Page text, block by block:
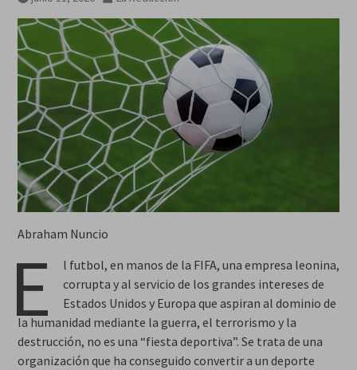
agosto
Abraham Nuncio
E
l futbol, en manos de la FIFA, una empresa leonina,
corrupta y al servicio de los grandes intereses de
Estados Unidos y Europa que aspiran al dominio de
la humanidad mediante la guerra, el terrorismo y la
destrucción, no es una “fiesta deportiva”. Se trata de una
organización que ha conseguido convertir a un deporte